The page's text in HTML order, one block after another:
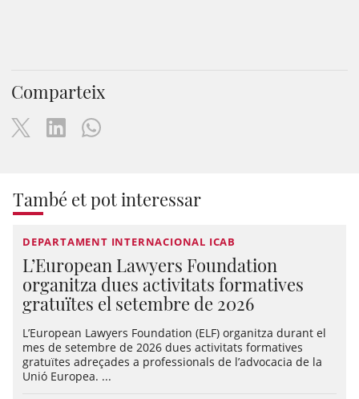
Comparteix
També et pot interessar
DEPARTAMENT INTERNACIONAL ICAB
L’European Lawyers Foundation
organitza dues activitats formatives
gratuïtes el setembre de 2026
L’European Lawyers Foundation (ELF) organitza durant el
mes de setembre de 2026 dues activitats formatives
gratuïtes adreçades a professionals de l’advocacia de la
Unió Europea. ...